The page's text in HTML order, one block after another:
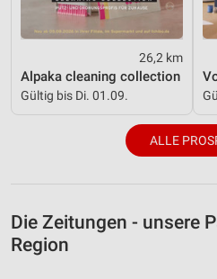
26,2 km
Alpaka cleaning collection
Gültig bis Di. 01.09.
ALLE
Die Zeitungen - unsere
Region